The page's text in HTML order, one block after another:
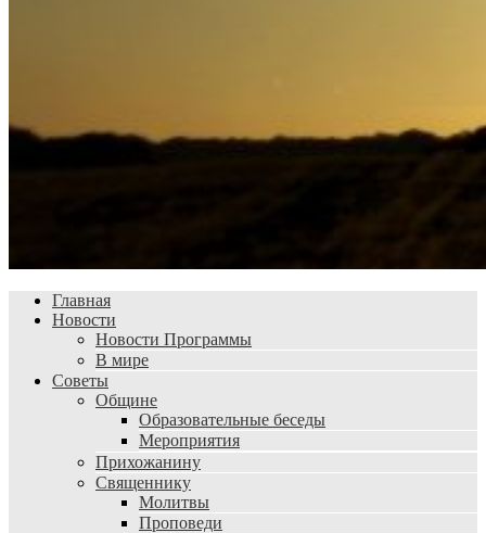
Главная
Новости
Новости Программы
В мире
Советы
Общине
Образовательные беседы
Мероприятия
Прихожанину
Священнику
Молитвы
Проповеди